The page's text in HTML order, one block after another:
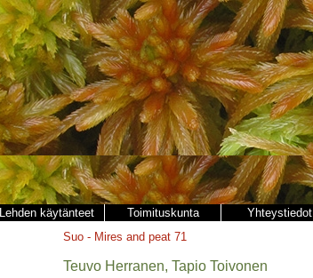
Lehden käytänteet Toimituskunta Yhteystiedot
Suo - Mires and peat 71
Teuvo Herranen, Tapio Toivonen